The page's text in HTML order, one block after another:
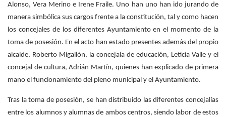
Alonso, Vera Merino e Irene Fraile. Uno han uno han ido jurando de
manera simbólica sus cargos frente a la constitución, tal y como hacen
los concejales de los diferentes Ayuntamiento en el momento de la
toma de posesión. En el acto han estado presentes además del propio
alcalde, Roberto Migallón, la concejala de educación, Leticia Valle y el
concejal de cultura, Adrián Martín, quienes han explicado de primera
mano el funcionamiento del pleno municipal y el Ayuntamiento.
Tras la toma de posesión, se han distribuido las diferentes concejalías
entre los alumnos y alumnas de ambos centros, siendo labor de estos